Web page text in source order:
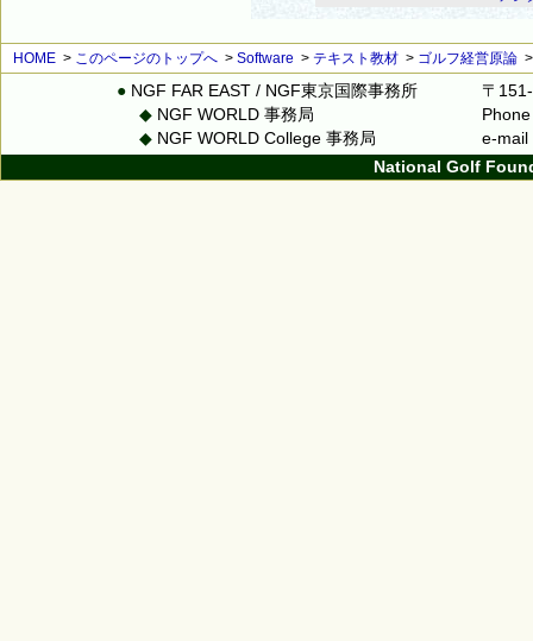
HOME > このページのトップへ > Software > テキスト教材 > ゴルフ経営原論
● NGF FAR EAST / NGF東京国際事務所
〒
◆ NGF WORLD 事務局
◆ NGF WORLD College 事務局
e-
National Golf